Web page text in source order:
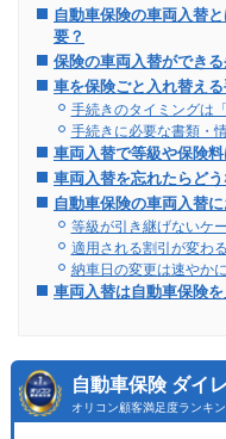
自動車保険の車両入替
要？
保険の車両入替ができ
車を保険ごと入れ替え
手続きのタイミングは
手続きに必要な書類・
車両入替で等級や保険
車両入替を忘れたらど
自動車保険の車両入替
等級が引き継げないケ
適用される割引が変わ
納車日の変更は速やか
車両入替は自動車保険
自動車保険 ダイ
オリコン顧客満足度ランキ